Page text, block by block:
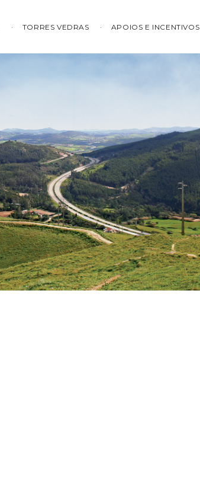
TORRES VEDRAS APOIOS E INCENTIVOS